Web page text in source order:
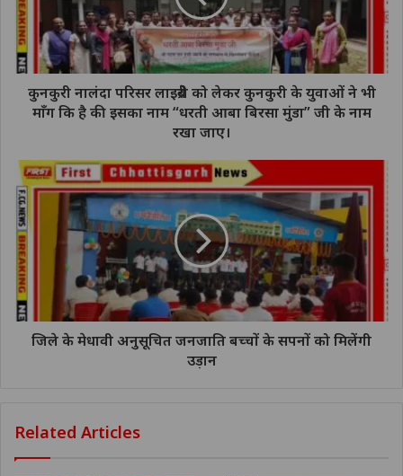
कुनकुरी नालंदा परिसर लाइब्रेरी को लेकर कुनकुरी के युवाओं ने भी
माँग कि है की इसका नाम “धरती आबा बिरसा मुंडा” जी के नाम
रखा जाए।
जिले के मेधावी अनुसूचित जनजाति बच्चों के सपनों को मिलेंगी
उड़ान
Related Articles